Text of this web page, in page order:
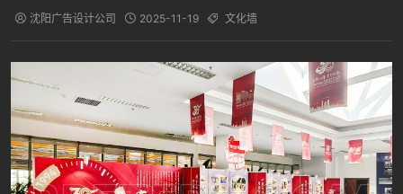
 沈阳广告设计公司  2025-11-19  文化墙